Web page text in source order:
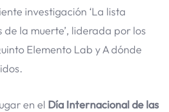
investigación ‘La lista
de la muerte’, liderada por los
Elemento Lab y A dónde
en el Día Internacional de las